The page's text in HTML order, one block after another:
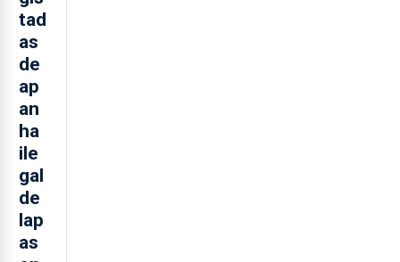
tad
as
de
ap
an
ha
ile
gal
de
lap
as